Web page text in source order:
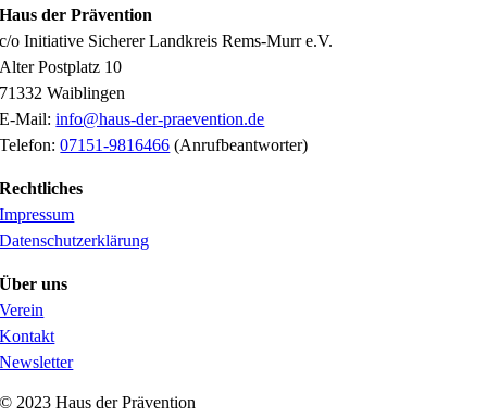
Haus der Prävention
c/o Initiative Sicherer Landkreis Rems-Murr e.V.
Alter Postplatz 10
71332 Waiblingen
E-Mail:info@haus-der-praevention.de
Telefon:07151-9816466 (Anrufbeantworter)
Rechtliches
Impressum
Datenschutzerklärung
Über uns
Verein
Kontakt
Newsletter
© 2023 Haus der Prävention